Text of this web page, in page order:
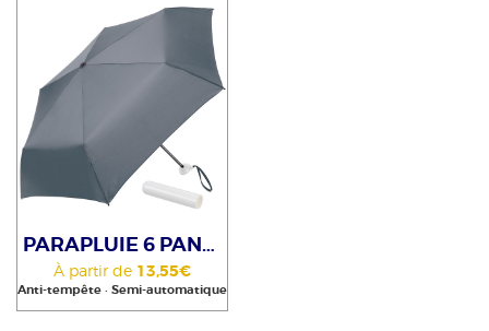
PARAPLUIE 6 PANNEAUX
À partir de 13,55€
Anti-tempête • Semi-automatique